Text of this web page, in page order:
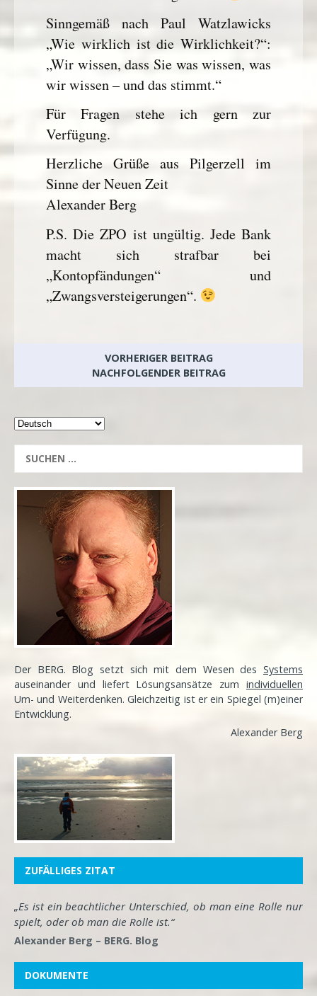
Sinngemäß nach Paul Watzlawicks
„Wie wirklich ist die Wirklichkeit?“:
„Wir wissen, dass Sie was wissen, was
wir wissen – und das stimmt.“
Für Fragen stehe ich gern zur
Verfügung.
Herzliche Grüße aus Pilgerzell im
Sinne der Neuen Zeit
Alexander Berg
P.S. Die ZPO ist ungültig. Jede Bank
macht sich strafbar bei
„Kontopfändungen“ und
„Zwangsversteigerungen“.
VORHERIGER BEITRAG
NACHFOLGENDER BEITRAG
Der BERG. Blog setzt sich mit dem Wesen des Systems
auseinander und liefert Lösungsansätze zum individuellen
Um- und Weiterdenken. Gleichzeitig ist er ein Spiegel (m)einer
Entwicklung.
Alexander Berg
ZUFÄLLIGES ZITAT
„Es ist ein beachtlicher Unterschied, ob man eine Rolle nur
spielt, oder ob man die Rolle ist.“
Alexander Berg – BERG. Blog
DOKUMENTE